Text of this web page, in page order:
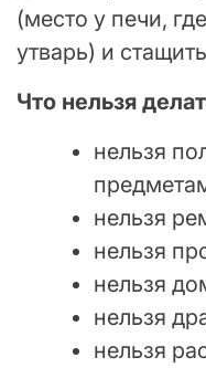
(место у печи,
утварь) и
Что нельзя
нельзя
нельзя
нельзя
нельзя
нельзя
нельзя